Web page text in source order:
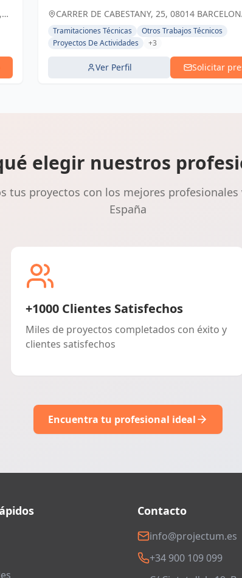
impulsando el crecimiento de nuestros clientes
CARRER DE CABESTANY, 25, 08014
España
Tramitaciones Técnicas
Otros Trabajos Técnicos
Proyectos De Actividades
+3
Ver Perfil Solicitar
elegir nuestros
tus proyectos con los mejores
España
+1000 Clientes Satisfechos
Miles de proyectos completados con éxito y
clientes satisfechos
Encuentra tu profesional ideal
Contacto
info@projectum.es
+34 900 109 099